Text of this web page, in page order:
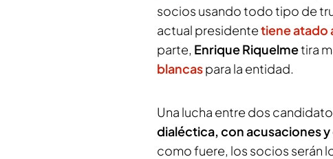
socios usando todo tipo de
actual presidentetiene atado
parte, Enrique Riquelmetira
blancaspara la entidad.
Una lucha entre dos
dialéctica, con acusaciones
como fuere, los socios serán